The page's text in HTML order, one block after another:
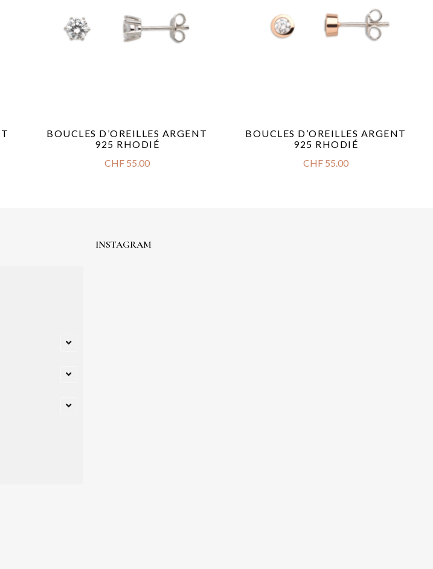
BOUCLES D’OREILLES ARGENT
925 RHODIÉ
CHF 55.00
BOUCLES D’OREILLES ARGENT
925 RHODIÉ
CHF 55.00
INSTAGRAM